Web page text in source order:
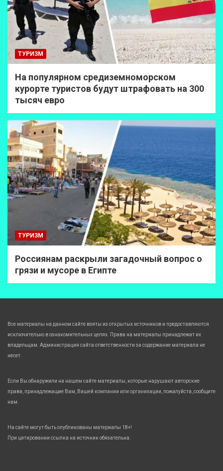
ТУРИЗМ
На популярном средиземноморском
курорте туристов будут штрафовать на 300
тысяч евро
ТУРИЗМ
Россиянам раскрыли загадочный вопрос о
грязи и мусоре в Египте
Все материалы на данном сайте взяты из открытых источников и предоставляются
исключительно в ознакомительных целях. Права на материалы принадлежат их
владельцам. Администрация сайта ответственности за содержание материала не
несет.
Если Вы обнаружили на нашем сайте материалы, которые нарушают авторские
права, принадлежащие Вам, Вашей компании или организации, пожалуйста, сообщите
нам.
На сайте могут быть опубликованы материалы 18+!
При цитировании ссылка на источник обязательна.